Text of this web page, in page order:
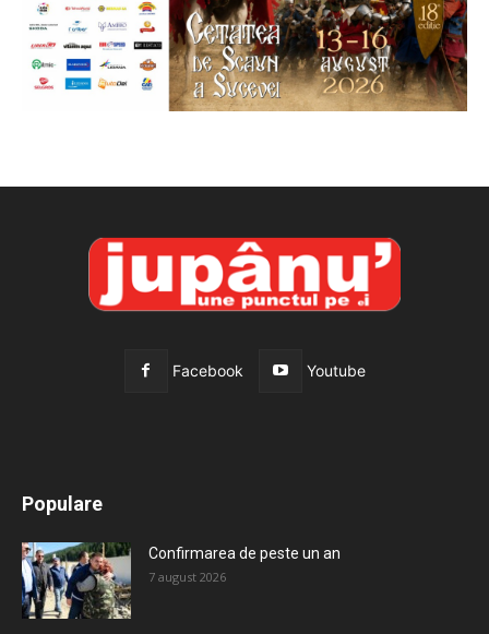
Facebook Youtube
Populare
Confirmarea de peste un an
7 august 2026